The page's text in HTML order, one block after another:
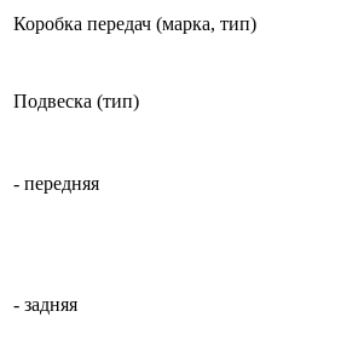
Коробка передач (марка, тип)
Подвеска (тип)
- передняя
- задняя